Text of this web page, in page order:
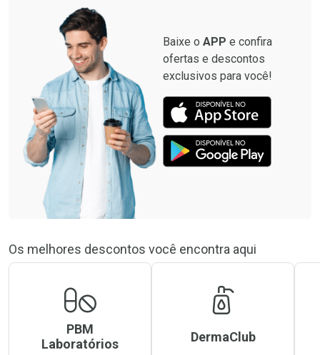
Baixe o APP e confira
ofertas e descontos
exclusivos para você!
Os melhores descontos você encontra aqui
PBM
Laboratórios
DermaClub